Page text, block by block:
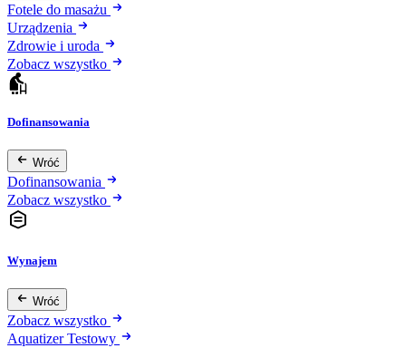
Fotele do masażu
Urządzenia
Zdrowie i uroda
Zobacz wszystko
Dofinansowania
Wróć
Dofinansowania
Zobacz wszystko
Wynajem
Wróć
Zobacz wszystko
Aquatizer Testowy